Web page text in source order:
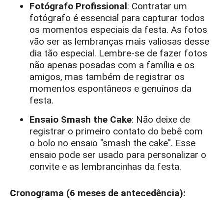
Fotógrafo Profissional: Contratar um
fotógrafo é essencial para capturar todos
os momentos especiais da festa. As fotos
vão ser as lembranças mais valiosas desse
dia tão especial. Lembre-se de fazer fotos
não apenas posadas com a família e os
amigos, mas também de registrar os
momentos espontâneos e genuínos da
festa.
Ensaio Smash the Cake: Não deixe de
registrar o primeiro contato do bebê com
o bolo no ensaio "smash the cake". Esse
ensaio pode ser usado para personalizar o
convite e as lembrancinhas da festa.
Cronograma (6 meses de antecedência):